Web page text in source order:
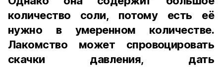
количество соли, потому есть её
нужно в умеренном количестве.
Лакомство может спровоцировать
скачки давления, дать